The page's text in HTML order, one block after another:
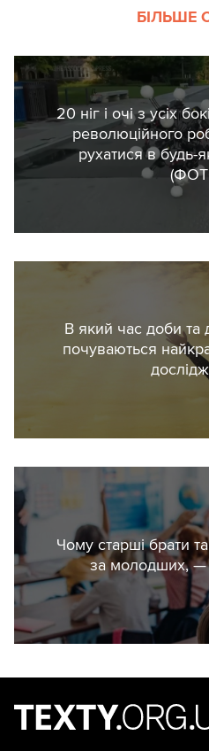
БІЛЬШЕ
20 ніг і очі з усіх
революційного
рухатися в будь-
В який час доби
почуваються
Чому старші брати
за молодших, —